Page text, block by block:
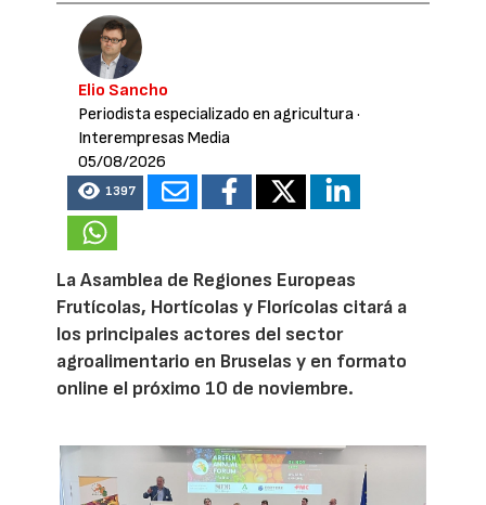
Elio Sancho
Periodista especializado en agricultura·
Interempresas Media
05/08/2026
1397
La Asamblea de Regiones Europeas
Frutícolas, Hortícolas y Florícolas citará a
los principales actores del sector
agroalimentario en Bruselas y en formato
online el próximo 10 de noviembre.